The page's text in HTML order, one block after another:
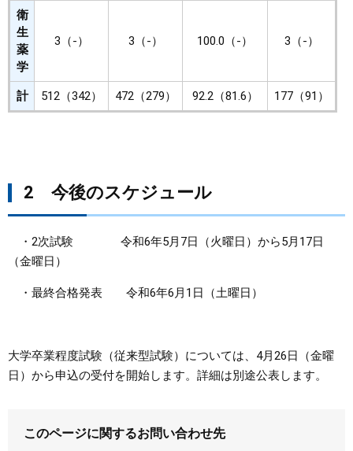
衛
生
薬
学
3（-） 3（-） 100.0（-） 3（-）
計 512（342） 472（279） 92.2（81.6） 177（91）
2 今後のスケジュール
・2次試験 令和6年5月7日（火曜日）から5月17日
（金曜日）
・最終合格発表 令和6年6月1日（土曜日）
大学卒業程度試験（従来型試験）については、4月26日（金曜
日）から申込の受付を開始します。詳細は別途公表します。
このページに関するお問い合わせ先